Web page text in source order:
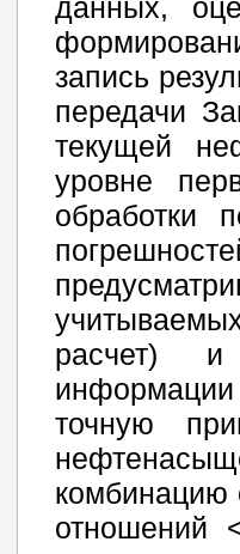
данных,
запись
передачи
текущей
уровне
обработки
расчет) и
информации
точную
комбинацию
отношений